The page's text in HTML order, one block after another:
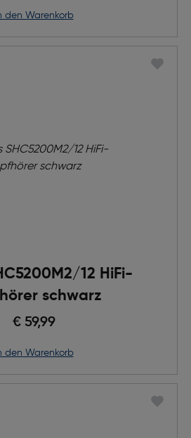
den Warenkorb
12 HiFi-
schwarz
€ 59,99
den Warenkorb